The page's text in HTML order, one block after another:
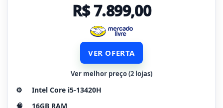
R$ 7.899,00
VER OFERTA
Ver melhor preço (2 lojas)
⚙️
Intel Core i5-13420H
🧠
16GB RAM